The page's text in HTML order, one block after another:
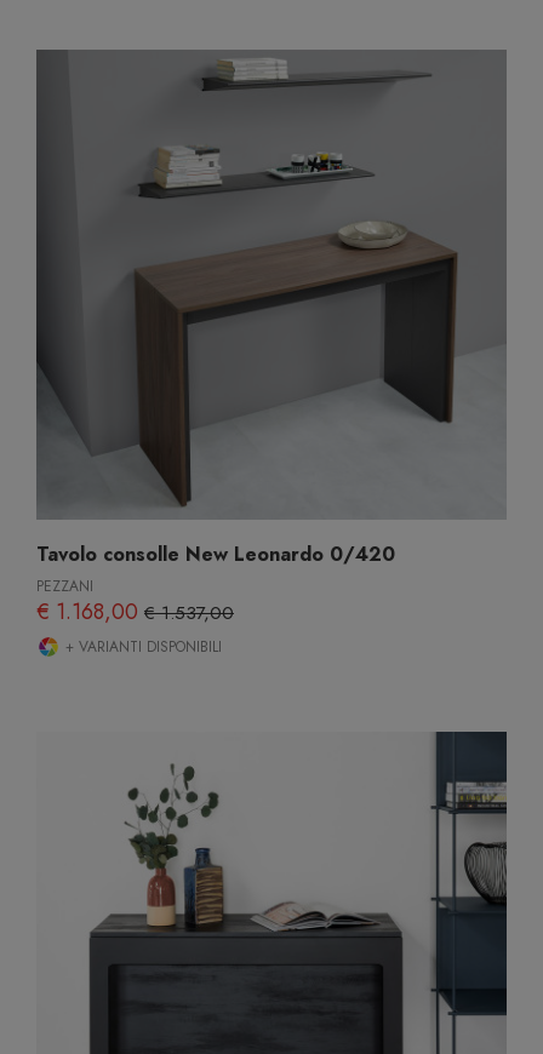
Tavolo consolle New Leonardo 0/420
PEZZANI
€ 1.168,00 € 1.537,00
+ VARIANTI DISPONIBILI